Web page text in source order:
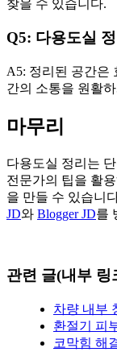
찾을 수 있습니다.
Q5: 다용도실
A5: 정리된 공간은
간의 소통을 원활
마무리
다용도실 정리는
전문가의 팁을 활
을 만들 수 있습니
JD와 Blogger JD를
관련 글(내부 링
차량 내부
환절기 피
코막힘 해